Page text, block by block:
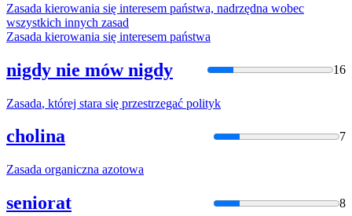
Zasada kierowania się interesem państwa, nadrzędna wobec
wszystkich innych zasad
Zasada kierowania się interesem państwa
nigdy nie mów nigdy 16
Zasada, której stara się przestrzegać polityk
cholina 7
Zasada organiczna azotowa
seniorat 8